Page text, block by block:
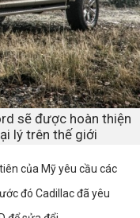
sẽ được hoàn thiện
lý trên thế giới
của Mỹ yêu cầu các
đó Cadillac đã yêu